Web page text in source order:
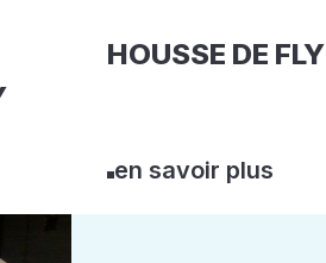
HOUSSE DE FLY
en savoir plus